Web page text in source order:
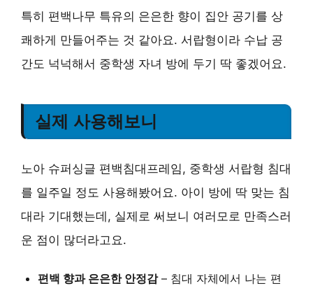
특히 편백나무 특유의 은은한 향이 집안 공기를 상
쾌하게 만들어주는 것 같아요. 서랍형이라 수납 공
간도 넉넉해서 중학생 자녀 방에 두기 딱 좋겠어요.
실제 사용해보니
노아 슈퍼싱글 편백침대프레임, 중학생 서랍형 침대
를 일주일 정도 사용해봤어요. 아이 방에 딱 맞는 침
대라 기대했는데, 실제로 써보니 여러모로 만족스러
운 점이 많더라고요.
편백 향과 은은한 안정감– 침대 자체에서 나는 편